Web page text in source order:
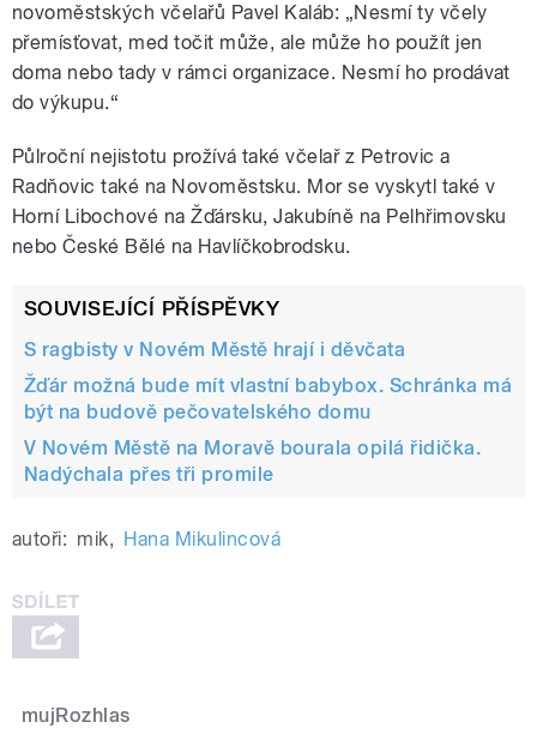
novoměstských včelařů Pavel Kaláb: „Nesmí ty včely
přemísťovat, med točit může, ale může ho použít jen
doma nebo tady v rámci organizace. Nesmí ho prodávat
do výkupu.“
Půlroční nejistotu prožívá také včelař z Petrovic a
Radňovic také na Novoměstsku. Mor se vyskytl také v
Horní Libochové na Žďársku, Jakubíně na Pelhřimovsku
nebo České Bělé na Havlíčkobrodsku.
SOUVISEJÍCÍ PŘÍSPĚVKY
S ragbisty v Novém Městě hrají i děvčata
Žďár možná bude mít vlastní babybox. Schránka má
být na budově pečovatelského domu
V Novém Městě na Moravě bourala opilá řidička.
Nadýchala přes tři promile
autoři: mik, Hana Mikulincová
mujRozhlas